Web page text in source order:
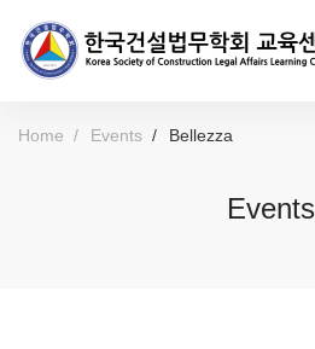
Home Events Bellezza
Events